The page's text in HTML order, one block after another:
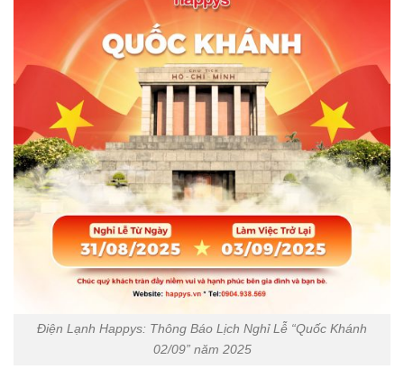
Điện Lạnh Happys: Thông Báo Lịch Nghỉ Lễ “Quốc Khánh
02/09” năm 2025